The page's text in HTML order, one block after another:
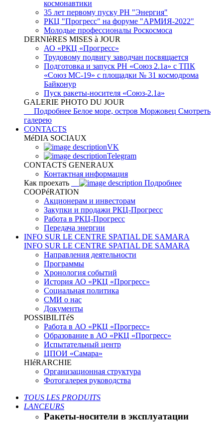
космонавтики
35 лет первому пуску РН "Энергия"
РКЦ "Прогресс" на форуме "АРМИЯ-2022"
Молодые профессионалы Роскосмоса
DERNIèRES MISES à JOUR
АО «РКЦ «Прогресс»
Трудовому подвигу заводчан посвящается
Подготовка и запуск РН «Союз 2.1а» с ТПК
«Союз МС-19» с площадки № 31 космодрома
Байконур
Пуск ракеты-носителя «Союз-2.1а»
GALERIE PHOTO DU JOUR
Подробнее Белое море, остров Моржовец Смотреть
галерею
CONTACTS
MéDIA SOCIAUX
VK
Telegram
CONTACTS GENERAUX
Контактная информация
Как проехать
Подробнее
COOPéRATION
Акционерам и инвесторам
Закупки и продажи РКЦ-Прогресс
Работа в РКЦ-Прогресс
Передача энергии
INFO SUR LE CENTRE SPATIAL DE SAMARA
INFO SUR LE CENTRE SPATIAL DE SAMARA
Направления деятельности
Программы
Хронология событий
История АО «РКЦ «Прогресс»
Социальная политика
СМИ о нас
Документы
POSSIBILITéS
Работа в АО «РКЦ «Прогресс»
Образование в АО «РКЦ «Прогресс»
Испытательный центр
ЦПОИ «Самара»
HIéRARCHIE
Организационная структура
Фотогалерея руководства
TOUS LES PRODUITS
LANCEURS
Ракеты-носители в эксплуатации